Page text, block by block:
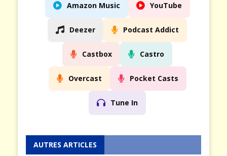
Amazon Music YouTube
Deezer Podcast Addict
Castbox Castro
Overcast Pocket Casts
Tune In
AUTRES ARTICLES